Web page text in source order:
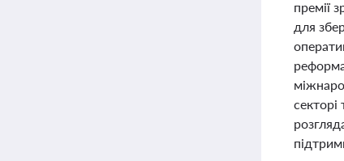
премії
для
секторі